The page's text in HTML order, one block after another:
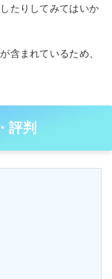
たりしてみてはいか
含まれているため、
評判